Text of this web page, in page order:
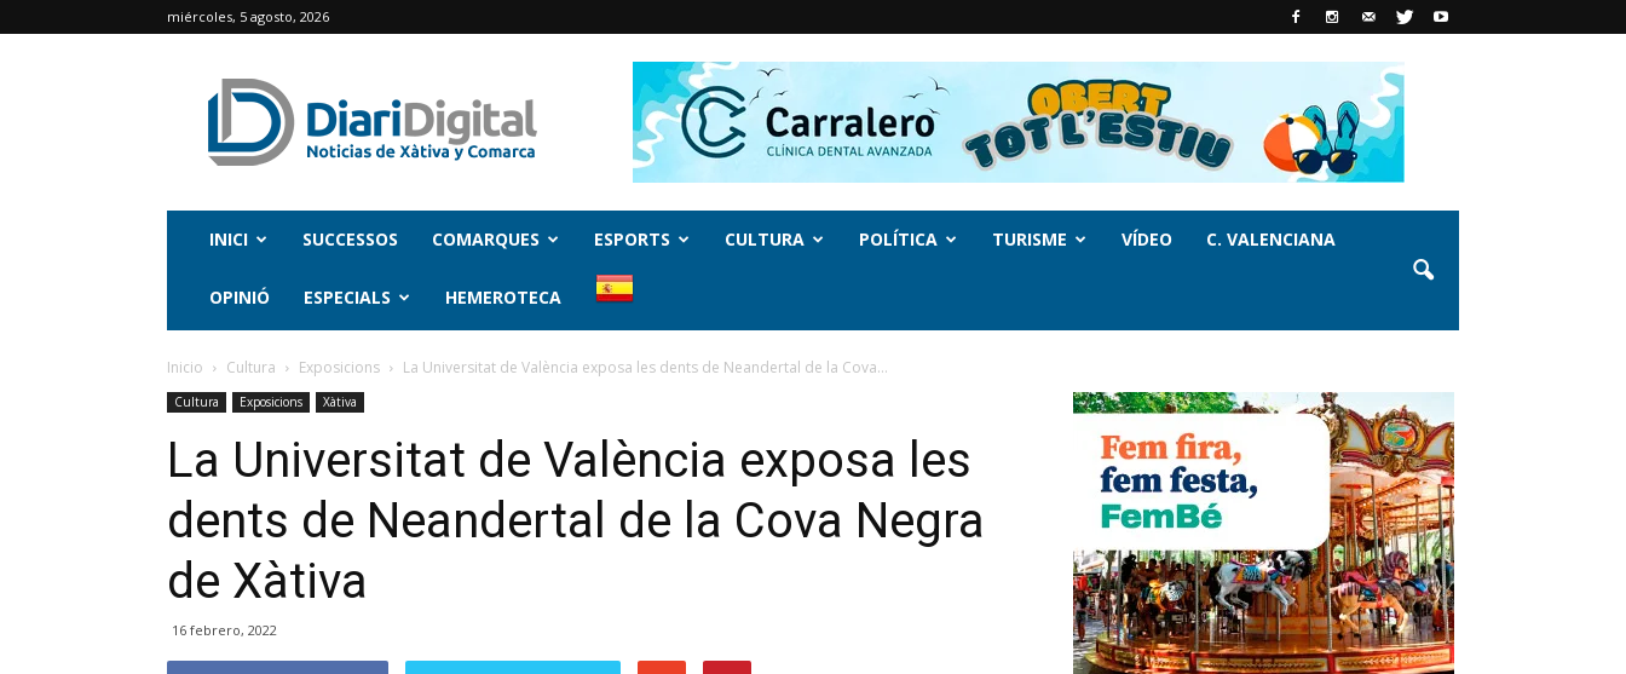
miércoles, 5 agosto, 2026
INICI SUCCESSOS COMARQUES ESPORTS CULTURA POLÍTICA TURISME VÍDEO C. VALENCIANA
OPINIÓ ESPECIALS HEMEROTECA
Inicio Cultura Exposicions La Universitat de València exposa les dents de Neandertal de la Cova...
Cultura Exposicions Xàtiva
La Universitat de València exposa les
dents de Neandertal de la Cova Negra
de Xàtiva
16 febrero, 2022